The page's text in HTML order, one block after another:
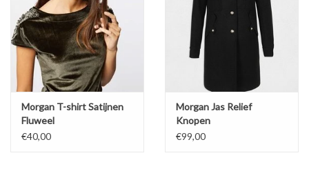
Morgan T-shirt Satijnen
Fluweel
€40,00
Morgan Jas Relief
Knopen
€99,00